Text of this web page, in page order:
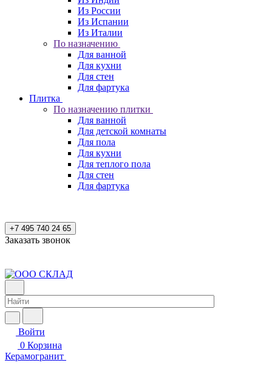
Из России
Из Испании
Из Италии
По назначению
Для ванной
Для кухни
Для стен
Для фартука
Плитка
По назначению плитки
Для ванной
Для детской комнаты
Для пола
Для кухни
Для теплого пола
Для стен
Для фартука
+7 495 740 24 65
Заказать звонок
Войти
0 Корзина
Керамогранит